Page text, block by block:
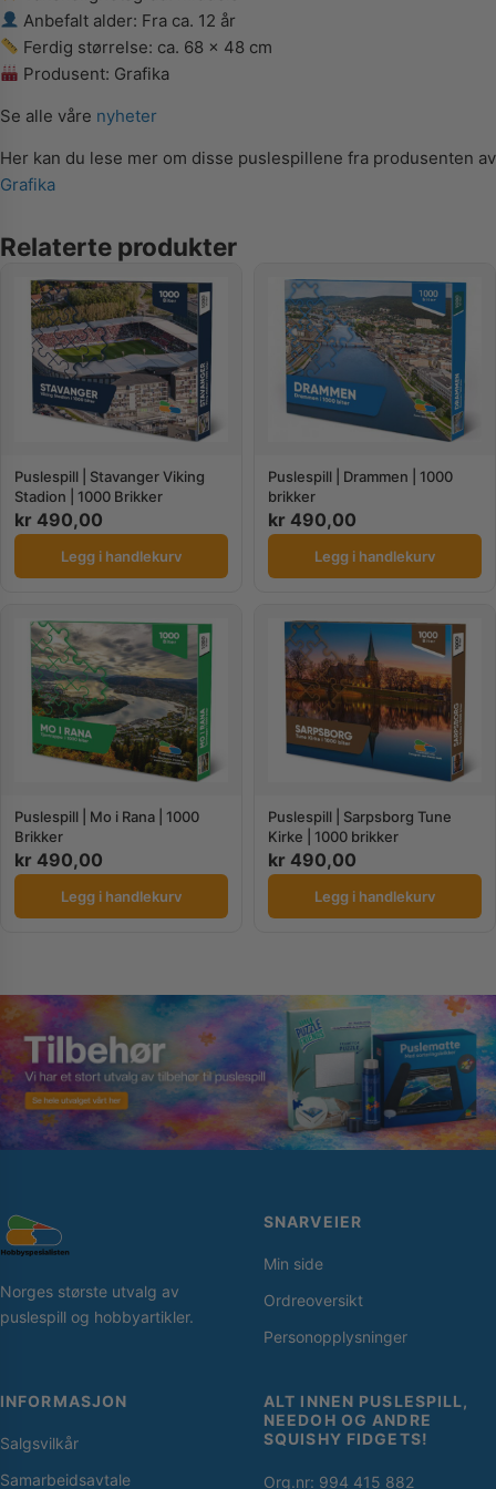
Anbefalt alder: Fra ca. 12 år
Ferdig størrelse: ca. 68 x 48 cm
Produsent: Grafika
Se alle våre nyheter
Her kan du lese mer om disse puslespillene fra produsenten av
Grafika
Relaterte produkter
Puslespill | Stavanger Viking
Stadion | 1000 Brikker
kr 490,00
Legg i handlekurv
Puslespill | Drammen | 1000
brikker
kr 490,00
Legg i handlekurv
Puslespill | Mo i Rana | 1000
Brikker
kr 490,00
Legg i handlekurv
Puslespill | Sarpsborg Tune
Kirke | 1000 brikker
kr 490,00
Legg i handlekurv
Norges største utvalg av
puslespill og hobbyartikler.
SNARVEIER
Min side
Ordreoversikt
Personopplysninger
INFORMASJON
Salgsvilkår
Samarbeidsavtale
ALT INNEN PUSLESPILL,
NEEDOH OG ANDRE
SQUISHY FIDGETS!
Org.nr: 994 415 882